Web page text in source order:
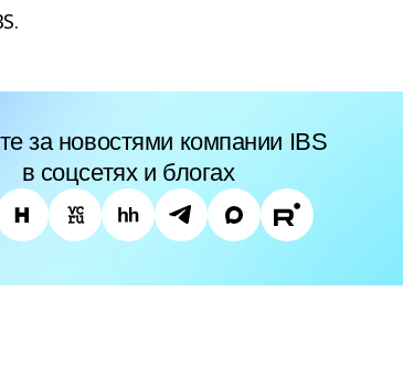
за новостями компании IBS
в соцсетях и блогах